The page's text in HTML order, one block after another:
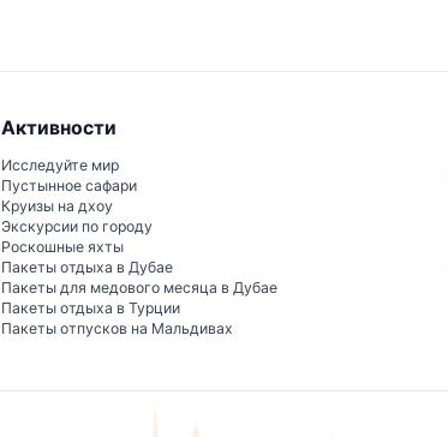
Активности
Исследуйте мир
Пустынное сафари
Круизы на дхоу
Экскурсии по городу
Роскошные яхты
Пакеты отдыха в Дубае
Пакеты для медового месяца в Дубае
Пакеты отдыха в Турции
Пакеты отпусков на Мальдивах